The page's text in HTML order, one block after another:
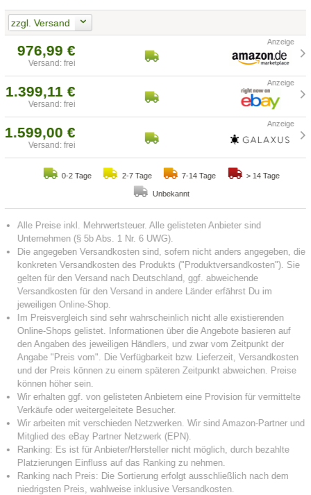
zzgl. Versand
976,99 €
Versand: frei
1.399,11 €
Versand: frei
1.599,00 €
Versand: frei
0-2 Tage 2-7 Tage 7-14 Tage > 14 Tage
Unbekannt